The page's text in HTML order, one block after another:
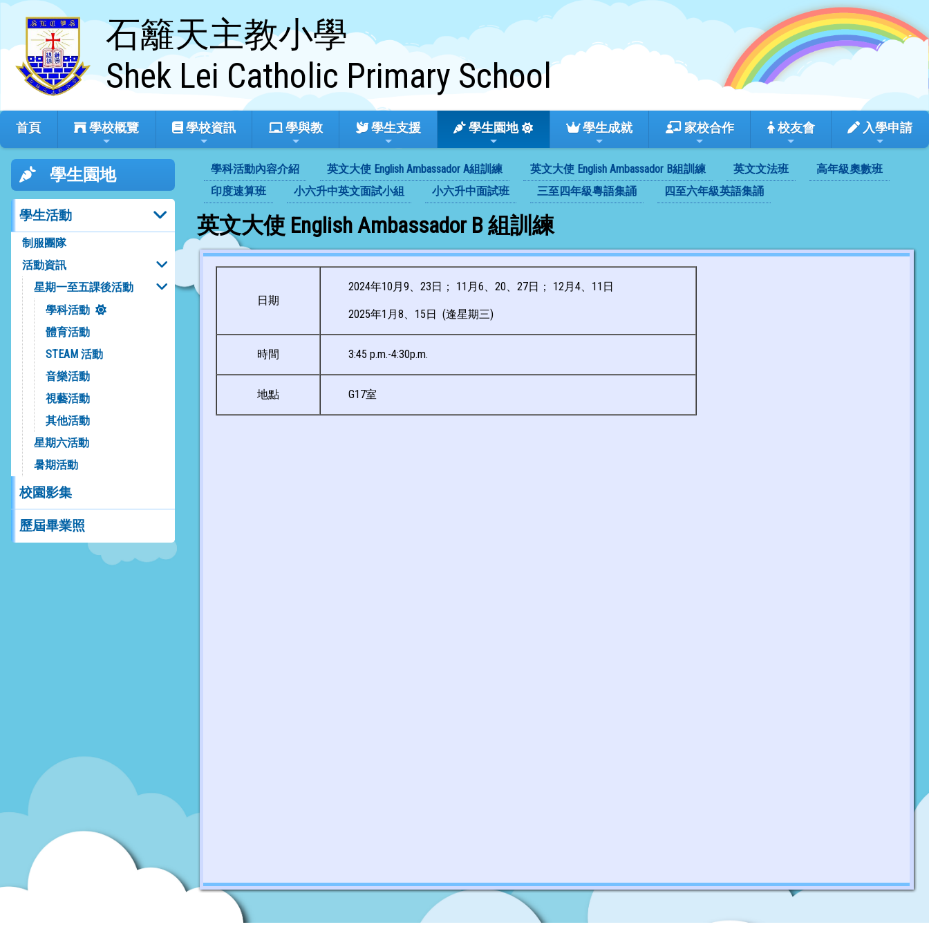
石籬天主教小學
Shek Lei Catholic Primary School
首頁 學校概覽 學校資訊 學與教 學生支援 學生園地 學生成就 家校合作 校友會 入學申請
學生園地
學生活動
制服團隊
活動資訊
星期一至五課後活動
學科活動
體育活動
STEAM 活動
音樂活動
視藝活動
其他活動
星期六活動
暑期活動
校園影集
歷屆畢業照
學科活動內容介紹 英文大使 English Ambassador A組訓練 英文大使 English Ambassador B組訓練 英文文法班
高年級奧數班
印度速算班
小六升中英文面試小組 小六升中面試班 三至四年級粵語集誦 四至六年級英語集誦
英文大使 English Ambassador B 組訓練
日期
2024年10月9、23日； 11月6、20、27日； 12月4、11日
2025年1月8、15日 (逢星期三)
時間 3:45 p.m.-4:30p.m.
地點 G17室